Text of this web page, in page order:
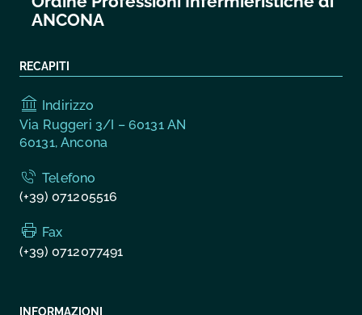
ANCONA
RECAPITI
Indirizzo
Via Ruggeri 3/I – 60131 AN
60131, Ancona
Telefono
(+39) 071205516
Fax
(+39) 0712077491
INFORMAZIONI